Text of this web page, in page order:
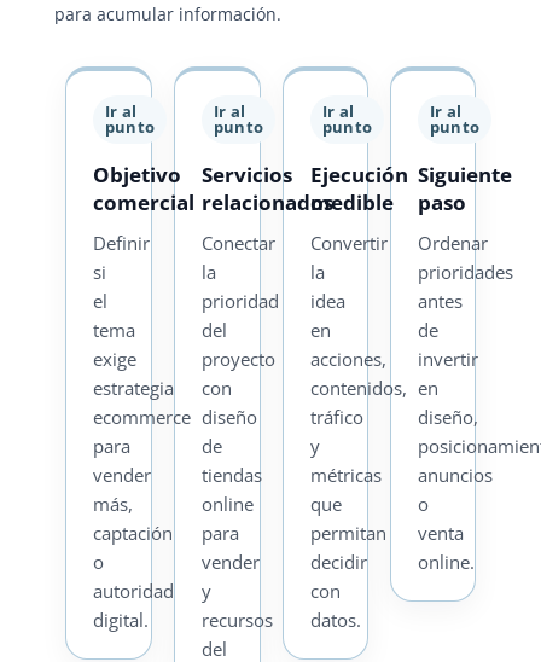
para acumular información.
Ir al
punto
Objetivo
comercial
Definir
si
el
tema
exige
estrategia
ecommerce
para
vender
más,
captación
o
autoridad
digital.
Ir al
punto
Servicios
relacionados
Conectar
la
prioridad
del
proyecto
con
diseño
de
tiendas
online
para
vender
y
recursos
del
Ir al
punto
Ejecución
medible
Convertir
la
idea
en
acciones,
contenidos,
tráfico
y
métricas
que
permitan
decidir
con
datos.
Ir al
punto
Siguiente
paso
Ordenar
prioridades
antes
de
invertir
en
diseño,
anuncios
o
venta
online.